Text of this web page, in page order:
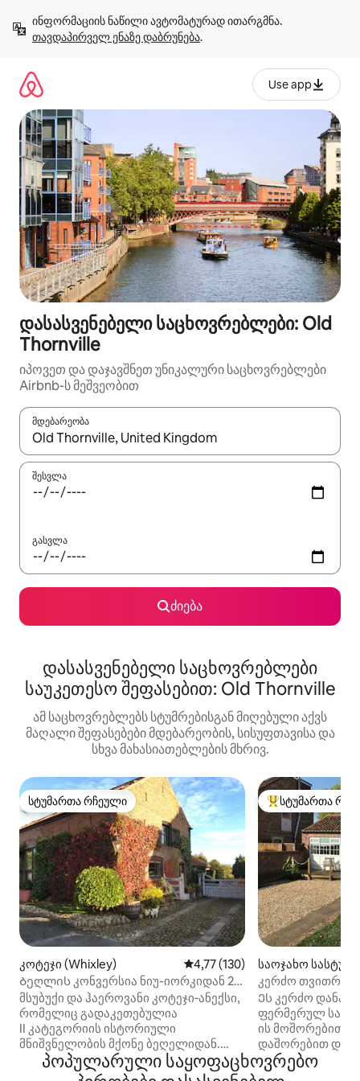
გადასვლა
თავდაპირველ ენაზე დაბრუნება.
Use app
დასასვენებელი საცხოვრებლები: Old
Thornville
იპოვეთ და დაჯავშნეთ უნიკალური საცხოვრებლები
Airbnb-ს მეშვეობით
მდებარეობა
როცა შედეგები ხელმისაწვდომი გახდება, ნავიგაციისთვის
შესვლა
გასვლა
ძიება
დასასვენებელი საცხოვრებლები
საუკეთესო შეფასებით: Old Thornville
ამ საცხოვრებლებს სტუმრებისგან მიღებული აქვს
მაღალი შეფასებები მდებარეობის, სისუფთავისა და
სხვა მახასიათებლების მხრივ.
სტუმართა რჩეული
სტუმართა რჩეული
კოტეჯი (Whixley) საშუალო შეფასებაა 5‑დან
4,77 (130)
Ბეღლის კონვერსია ნიუ-იორკიდან 20
წუთის სავალზე
მსუბუქი და ჰაეროვანი კოტეჯი‑ანექსი,
რომელიც გადაკეთებულია
II კატეგორიის ისტორიული
მნიშვნელობის მქონე ბეღელიდან.
მთავარი საძინებელი საკუთარი
სააბაზანოთი და ორადგილიანი
სტუმართა
სტუმართა
საოჯახო
Hammerton)
კერძო
საცხოვრებელი
იორკშირში
Ეს კერძო
ფერმერულ
ის მოშორებით,
დაშორებით და
მილის
ბაზაა
პოპულარული საყოფაცხოვრებო